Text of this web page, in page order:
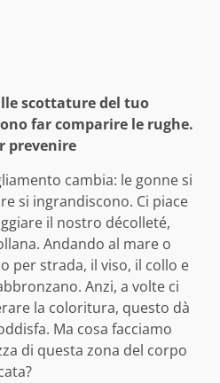
scottature del tuo
far comparire le rughe.
prevenire
cambia: le gonne si
si ingrandiscono. Ci piace
il nostro décolleté,
Andando al mare o
per strada, il viso, il collo e
Anzi, a volte ci
la coloritura, questo dà
Ma cosa facciamo
di questa zona del corpo